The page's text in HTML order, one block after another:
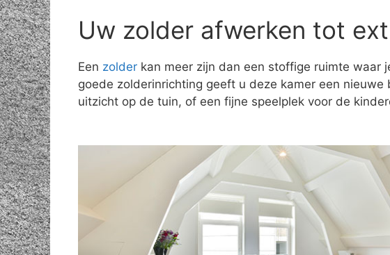
Uw zolder afwerken tot
Een zolder kan meer zijn dan een stoffige ruimte waar
goede zolderinrichting geeft u deze kamer een
uitzicht op de tuin, of een fijne speelplek voor de